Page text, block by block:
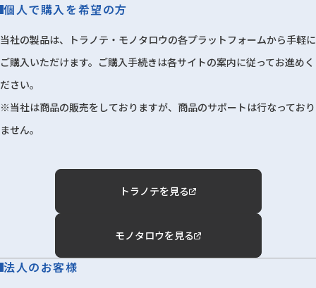
個人で購入を希望の方
当社の製品は、トラノテ・モノタロウの各プラットフォームから手軽に
ご購入いただけます。ご購入手続きは各サイトの案内に従ってお進めく
ださい。
※当社は商品の販売をしておりますが、商品のサポートは行なっており
ません。
トラノテを見る
モノタロウを見る
法人のお客様